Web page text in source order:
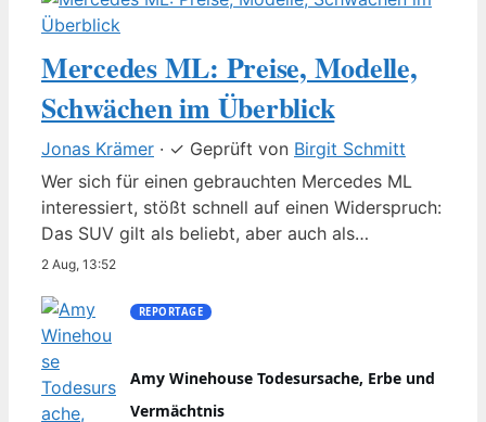
Mercedes ML: Preise, Modelle,
Schwächen im Überblick
Jonas Krämer · ✓ Geprüft von Birgit Schmitt
Wer sich für einen gebrauchten Mercedes ML
interessiert, stößt schnell auf einen Widerspruch:
Das SUV gilt als beliebt, aber auch als
pannenanfällig. Zwischen 1997 und 2015
Stärken und Schwächen – und konkreten Daten
aus Pannenstatistiken und Modellvergleichen.
Erstes Modelljahr: 1997 (W 163) · Letzte
Generation: W 166 (2011–2015) ·…
2 Aug, 13:52
REPORTAGE
Amy Winehouse Todesursache, Erbe und
Vermächtnis